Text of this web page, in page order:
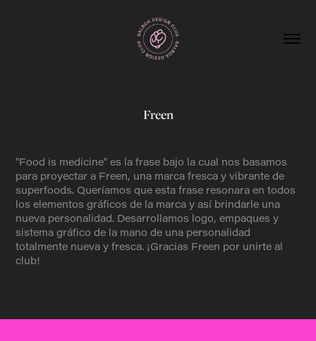
Freen
"Food is medicine" es la frase bajo la cual nos basamos
para proyectar a Freen, una marca fresca y vibrante de
superfoods. Queríamos que esta frase resonara en todos
los elementos gráficos de la marca y así brindarle una
nueva personalidad. Desarrollamos logo, empaques y
sistema gráfico de la mano de una personalidad
totalmente nueva y fresca. ¡Gracias Freen por unirte al
club!